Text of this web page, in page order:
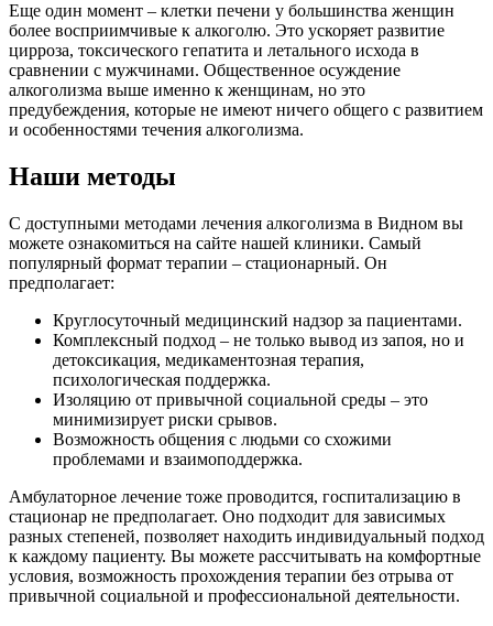
Еще один момент – клетки печени у большинства женщин
более восприимчивые к алкоголю. Это ускоряет развитие
цирроза, токсического гепатита и летального исхода в
сравнении с мужчинами. Общественное осуждение
алкоголизма выше именно к женщинам, но это
предубеждения, которые не имеют ничего общего с развитием
и особенностями течения алкоголизма.
Наши методы
С доступными методами лечения алкоголизма в Видном вы
можете ознакомиться на сайте нашей клиники. Самый
популярный формат терапии – стационарный. Он
предполагает:
Круглосуточный медицинский надзор за пациентами.
Комплексный подход – не только вывод из запоя, но и
детоксикация, медикаментозная терапия,
психологическая поддержка.
Изоляцию от привычной социальной среды – это
минимизирует риски срывов.
Возможность общения с людьми со схожими
проблемами и взаимоподдержка.
Амбулаторное лечение тоже проводится, госпитализацию в
стационар не предполагает. Оно подходит для зависимых
разных степеней, позволяет находить индивидуальный подход
к каждому пациенту. Вы можете рассчитывать на комфортные
условия, возможность прохождения терапии без отрыва от
привычной социальной и профессиональной деятельности.